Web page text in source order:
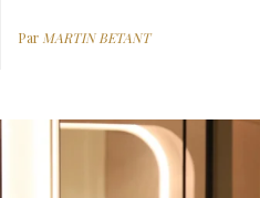
Par MARTIN BETANT